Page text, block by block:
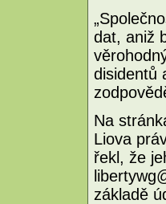
dat, aniž
disidentů
Na
Liova
řekl, že
základě